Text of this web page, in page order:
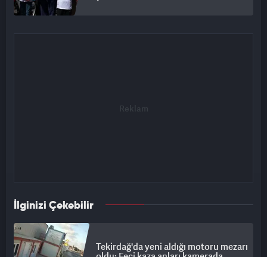
İlginizi Çekebilir
Tekirdağ'da yeni aldığı motoru mezarı